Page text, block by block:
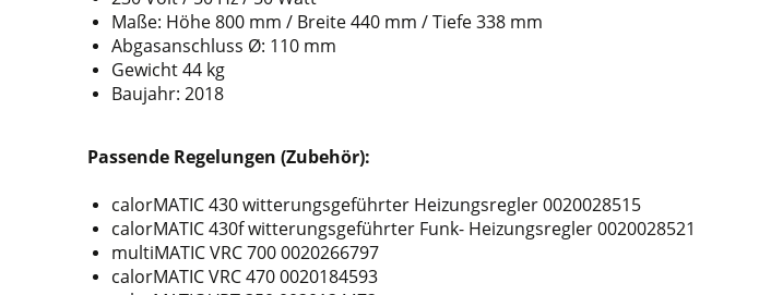
Maße: Höhe 800 mm / Breite 440 mm / Tiefe 338 mm
Abgasanschluss Ø: 110 mm
Gewicht 44 kg
Baujahr: 2018
Passende Regelungen (Zubehör):
calorMATIC 430 witterungsgeführter Heizungsregler 0020028515
calorMATIC 430f witterungsgeführter Funk- Heizungsregler 0020028521
multiMATIC VRC 700 0020266797
calorMATIC VRC 470 0020184593